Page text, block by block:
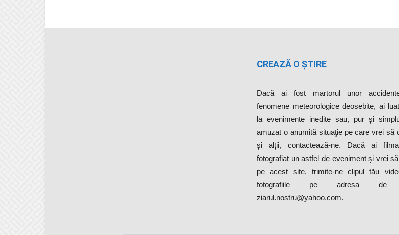
CREAZĂ O ȘTIRE
Dacă ai fost martorul unor
fenomene meteorologice deosebite, ai
la evenimente inedite sau, pur şi
amuzat o anumită situaţie pe care vrei să
şi alţii, contactează-ne. Dacă ai
fotografiat un astfel de eveniment şi vrei
pe acest site, trimite-ne clipul tău
fotografiile pe adresa de
ziarul.nostru@yahoo.com.